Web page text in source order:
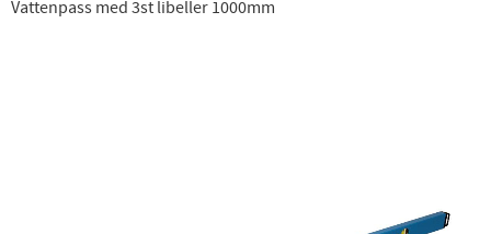
Vattenpass med 3st libeller 1000mm